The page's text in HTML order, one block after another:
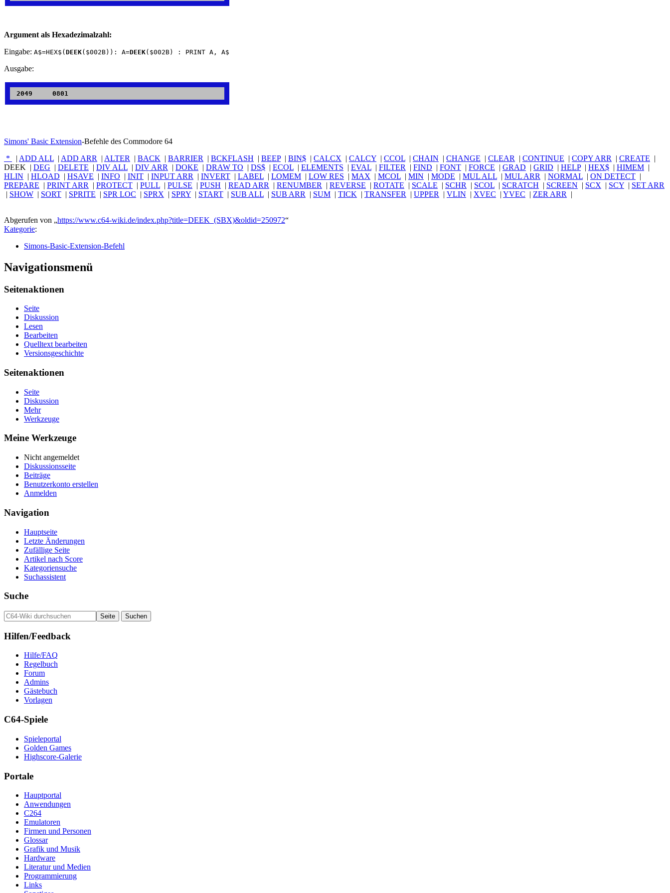
Argument als Hexadezimalzahl:
Eingabe: A$=HEX$(DEEK($002B)): A=DEEK($002B) : PRINT A, A$
Ausgabe:
Simons' Basic Extension-Befehle des Commodore 64
*
| ADD ALL | ADD ARR | ALTER | BACK | BARRIER | BCKFLASH | BEEP| BIN$ | CALCX | CALCY | CCOL | CHAIN | CHANGE | CLEAR | CONTINUE | COPY ARR | CREATE |
DEEK | DEG | DELETE | DIV ALL | DIV ARR | DOKE | DRAW TO | DS$ | ECOL | ELEMENTS | EVAL | FILTER | FIND | FONT | FORCE | GRAD | GRID | HELP| HEX$ | HIMEM |
HLIN | HLOAD | HSAVE | INFO | INIT | INPUT ARR | INVERT | LABEL | LOMEM | LOW RES | MAX | MCOL | MIN | MODE | MUL ALL | MUL ARR | NORMAL | ON DETECT |
PREPARE | PRINT ARR | PROTECT | PULL | PULSE | PUSH | READ ARR | RENUMBER | REVERSE | ROTATE | SCALE | SCHR | SCOL | SCRATCH | SCREEN | SCX | SCY | SET ARR
| SHOW | SORT | SPRITE | SPR LOC | SPRX | SPRY | START | SUB ALL | SUB ARR | SUM | TICK | TRANSFER | UPPER | VLIN | XVEC | YVEC | ZER ARR |
Abgerufen von „https://www.c64-wiki.de/index.php?title=DEEK_(SBX)&oldid=250972“
Kategorie:
Simons-Basic-Extension-Befehl
Navigationsmenü
Seitenaktionen
Seite
Diskussion
Lesen
Bearbeiten
Quelltext bearbeiten
Versionsgeschichte
Seitenaktionen
Seite
Diskussion
Mehr
Werkzeuge
Meine Werkzeuge
Nicht angemeldet
Diskussionsseite
Beiträge
Benutzerkonto erstellen
Anmelden
Navigation
Hauptseite
Letzte Änderungen
Zufällige Seite
Artikel nach Score
Kategoriensuche
Suchassistent
Suche
Hilfen/Feedback
Hilfe/FAQ
Regelbuch
Forum
Admins
Gästebuch
Vorlagen
C64-Spiele
Spieleportal
Golden Games
Highscore-Galerie
Portale
Hauptportal
Anwendungen
C264
Emulatoren
Firmen und Personen
Glossar
Grafik und Musik
Hardware
Literatur und Medien
Programmierung
Links